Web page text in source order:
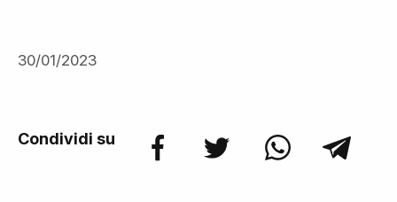
30/01/2023
Condividi su